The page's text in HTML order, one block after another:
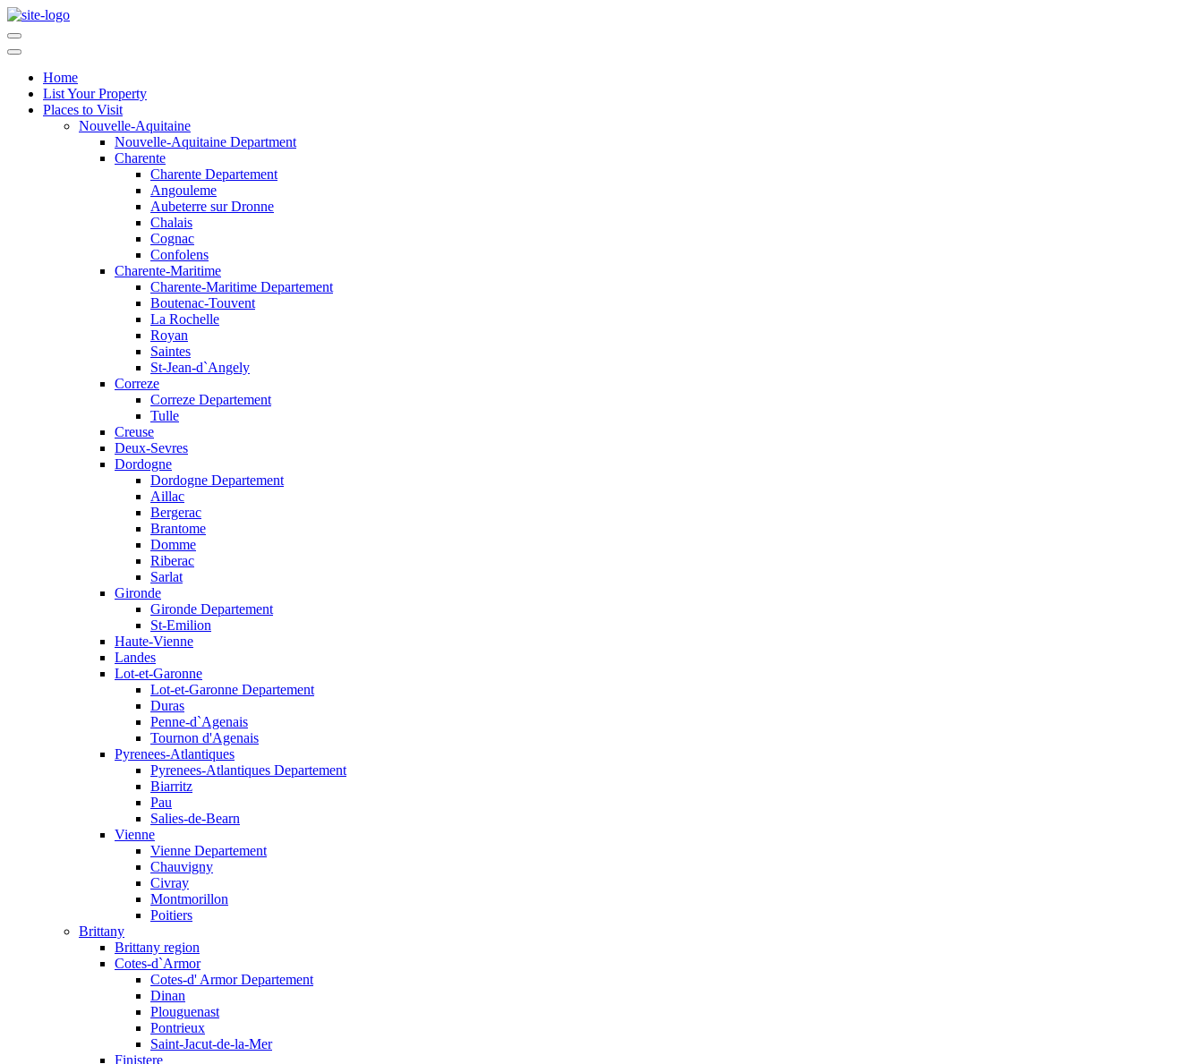
Home
List Your Property
Places to Visit
Nouvelle-Aquitaine
Nouvelle-Aquitaine Department
Charente
Charente Departement
Angouleme
Aubeterre sur Dronne
Chalais
Cognac
Confolens
Charente-Maritime
Charente-Maritime Departement
Boutenac-Touvent
La Rochelle
Royan
Saintes
St-Jean-d`Angely
Correze
Correze Departement
Tulle
Creuse
Deux-Sevres
Dordogne
Dordogne Departement
Aillac
Bergerac
Brantome
Domme
Riberac
Sarlat
Gironde
Gironde Departement
St-Emilion
Haute-Vienne
Landes
Lot-et-Garonne
Lot-et-Garonne Departement
Duras
Penne-d`Agenais
Tournon d'Agenais
Pyrenees-Atlantiques
Pyrenees-Atlantiques Departement
Biarritz
Pau
Salies-de-Bearn
Vienne
Vienne Departement
Chauvigny
Civray
Montmorillon
Poitiers
Brittany
Brittany region
Cotes-d`Armor
Cotes-d' Armor Departement
Dinan
Plouguenast
Pontrieux
Saint-Jacut-de-la-Mer
Finistere